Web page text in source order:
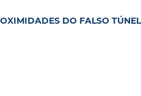
DO FALSO TÚNEL